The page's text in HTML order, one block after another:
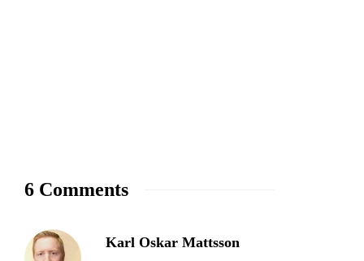
6 Comments
Karl Oskar Mattsson